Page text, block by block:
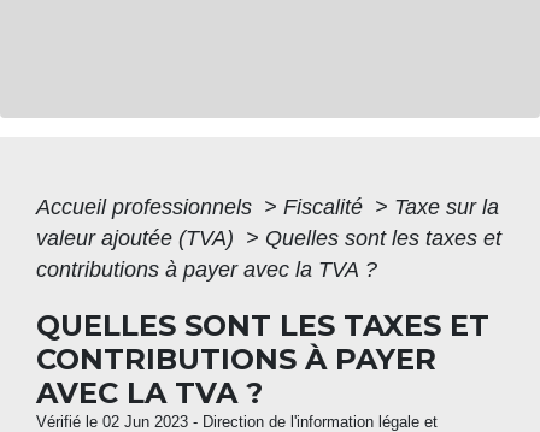
Accueil professionnels > Fiscalité > Taxe sur la
valeur ajoutée (TVA) > Quelles sont les taxes et
contributions à payer avec la TVA ?
QUELLES SONT LES TAXES ET
CONTRIBUTIONS À PAYER
AVEC LA TVA ?
Vérifié le 02 Jun 2023 - Direction de l'information légale et